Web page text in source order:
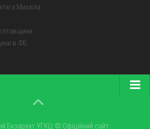
Михаїла
в ФБ
Екзархат УГКЦ © Офіційний сайт